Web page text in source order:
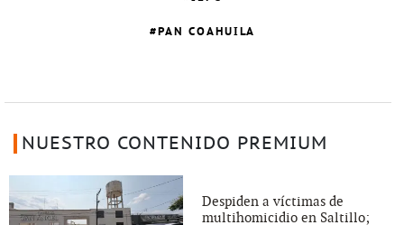
PAN COAHUILA
NUESTRO CONTENIDO PREMIUM
Despiden a víctimas de
multihomicidio en Saltillo;